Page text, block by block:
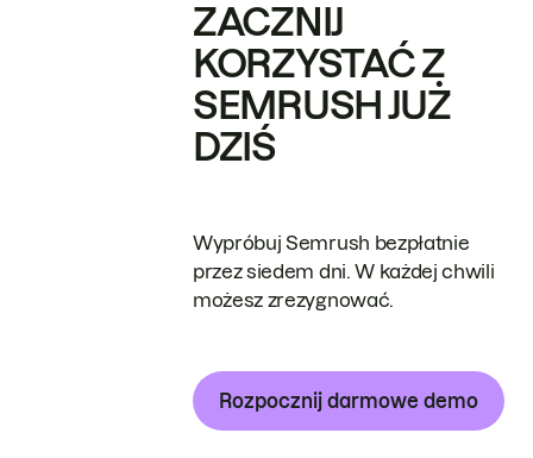
ZACZNIJ
KORZYSTAĆ Z
SEMRUSH JUŻ
DZIŚ
Wypróbuj Semrush bezpłatnie
przez siedem dni. W każdej chwili
możesz zrezygnować.
Rozpocznij darmowe demo